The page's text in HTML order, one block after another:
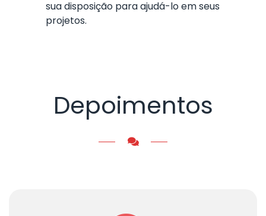
sua disposição para ajudá-lo em seus
projetos.
Depoimentos